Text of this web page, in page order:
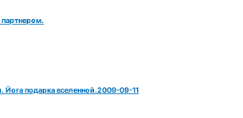
партнером.
Йога подарка вселенной.2009-09-11